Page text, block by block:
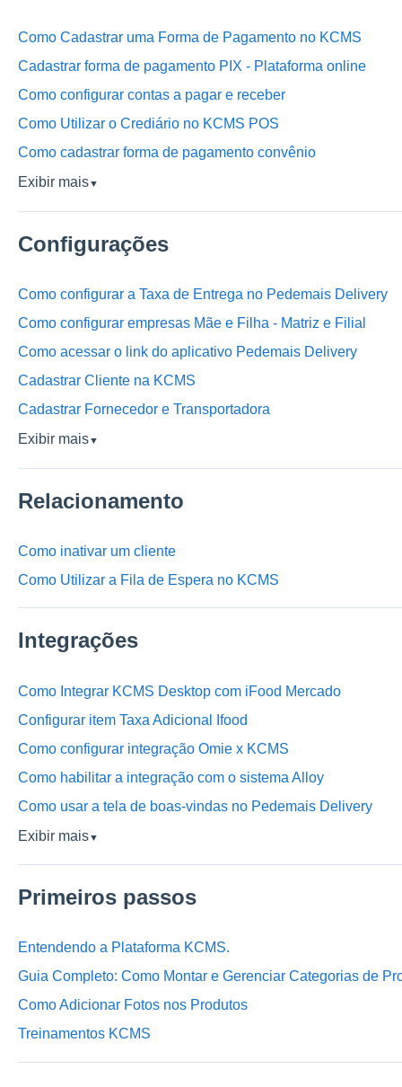
Como Cadastrar uma Forma de Pagamento no KCMS
Cadastrar forma de pagamento PIX - Plataforma online
Como configurar contas a pagar e receber
Como Utilizar o Crediário no KCMS POS
Como cadastrar forma de pagamento convênio
Exibir mais▼
Configurações
Como configurar a Taxa de Entrega no Pedemais Delivery
Como configurar empresas Mãe e Filha - Matriz e Filial
Como acessar o link do aplicativo Pedemais Delivery
Cadastrar Cliente na KCMS
Cadastrar Fornecedor e Transportadora
Exibir mais▼
Relacionamento
Como inativar um cliente
Como Utilizar a Fila de Espera no KCMS
Integrações
Como Integrar KCMS Desktop com iFood Mercado
Configurar item Taxa Adicional Ifood
Como configurar integração Omie x KCMS
Como habilitar a integração com o sistema Alloy
Como usar a tela de boas-vindas no Pedemais Delivery
Exibir mais▼
Primeiros passos
Entendendo a Plataforma KCMS.
Guia Completo: Como Montar e Gerenciar Categorias de
Como Adicionar Fotos nos Produtos
Treinamentos KCMS